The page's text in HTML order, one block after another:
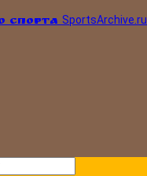
спортаSportsArchive.ru